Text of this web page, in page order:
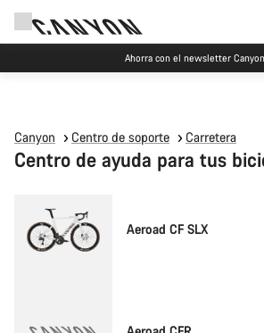
Ahorra con el newsletter Canyon
Canyon Centro de soporte Carretera
Centro de ayuda para tus
Aeroad CF SLX